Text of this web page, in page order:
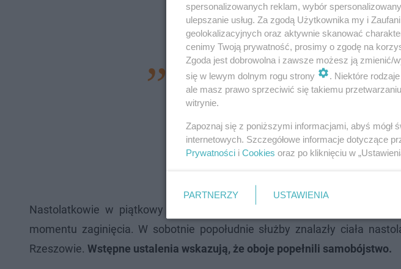
W dniu 13 października 2025 roku w
miasta Rzeszów wydano postanowienie o
w kierunku czynu z art. 151
doprowadzenia człowieka do targnięcia
poprzez namowę lub udzielenie pomocy -
Nastolatkowie w piątkowy poranek wyszli z domu, ale nie dotarli do
momentu zaginięcia. W sobotnie popołudnie służby znalazły ciała
Rzeszowie. Wstępne ustalenia wskazują, że oboje popełnili samobójstwo.
spersonalizowanych reklam, wybór
ulepszanie usług. Za zgodą Użytkownika my i
geolokalizacyjnych oraz aktywnie skanować
cenimy Twoją prywatność, prosimy o zgodę na
Zgoda jest dobrowolna i zawsze możesz ją
się w lewym dolnym rogu strony
. Niektóre
ale masz prawo sprzeciwić się takiemu
witrynie.
Zapoznaj się z poniższymi informacjami, abyś
internetowych. Szczegółowe informacje dotyczące
Prywatności i Cookies oraz po kliknięciu w
PARTNERZY USTAWIENIA